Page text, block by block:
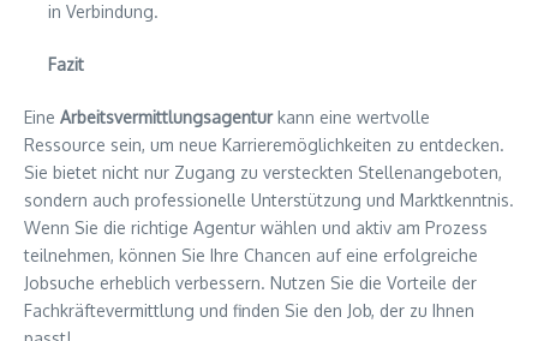
in Verbindung.
Fazit
Eine Arbeitsvermittlungsagenturkann eine wertvolle
Ressource sein, um neue Karrieremöglichkeiten zu entdecken.
Sie bietet nicht nur Zugang zu versteckten Stellenangeboten,
sondern auch professionelle Unterstützung und Marktkenntnis.
Wenn Sie die richtige Agentur wählen und aktiv am Prozess
teilnehmen, können Sie Ihre Chancen auf eine erfolgreiche
Jobsuche erheblich verbessern. Nutzen Sie die Vorteile der
Fachkräftevermittlung und finden Sie den Job, der zu Ihnen